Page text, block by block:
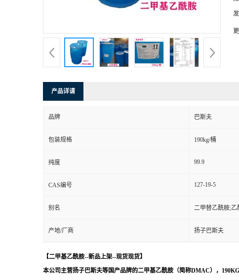
产品详请
品牌 巴斯夫
包装规格 190kg/桶
纯度 99.9
CAS编号 127-19-5
别名 二甲替乙酰胺;
产地/厂商 扬子巴斯夫
【二甲基乙酰胺--新品上架--现货现货】
本公司主营扬子巴斯夫等国产品牌的二甲基乙酰胺（简称DMAC），